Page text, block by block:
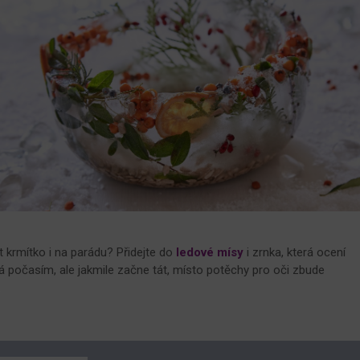
krmítko i na parádu? Přidejte do ledové mísy i zrnka, která ocení
počasím, ale jakmile začne tát, místo potěchy pro oči zbude